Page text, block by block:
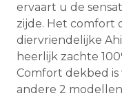
ervaart u de
zijde. Het comfort
diervriendelijke
heerlijk zachte
Comfort dekbed
andere 2